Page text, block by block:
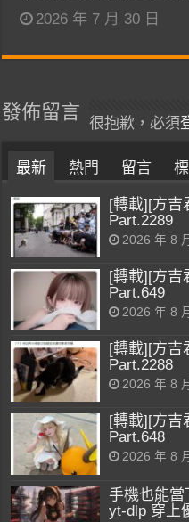
2026 年 7 月 30 日
發佈留言
很抱歉，必須
最新 熱門 留言
[轉載][方吉
Part.2289
2026 年 8
[轉載][方吉
Part.649
2026 年 8
[轉載][方吉
Part.2288
2026 年 8
[轉載][方吉
Part.648
2026 年 8
手機也能當
yt-dlp 穿上